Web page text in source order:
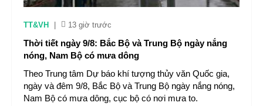
TT&VH 13 giờ trước
Thời tiết ngày 9/8: Bắc Bộ và Trung Bộ ngày nắng
nóng, Nam Bộ có mưa dông
Theo Trung tâm Dự báo khí tượng thủy văn Quốc gia,
ngày và đêm 9/8, Bắc Bộ và Trung Bộ ngày nắng nóng,
Nam Bộ có mưa dông, cục bộ có nơi mưa to.